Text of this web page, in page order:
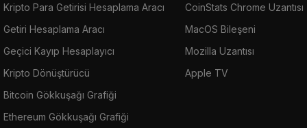
Kripto Para Getirisi Hesaplama Aracı
Getiri Hesaplama Aracı
Geçici Kayıp Hesaplayıcı
Kripto Dönüştürücü
Bitcoin Gökkuşağı Grafiği
Ethereum Gökkuşağı Grafiği
CoinStats Chrome Uzantısı
MacOS Bileşeni
Mozilla Uzantısı
Apple TV